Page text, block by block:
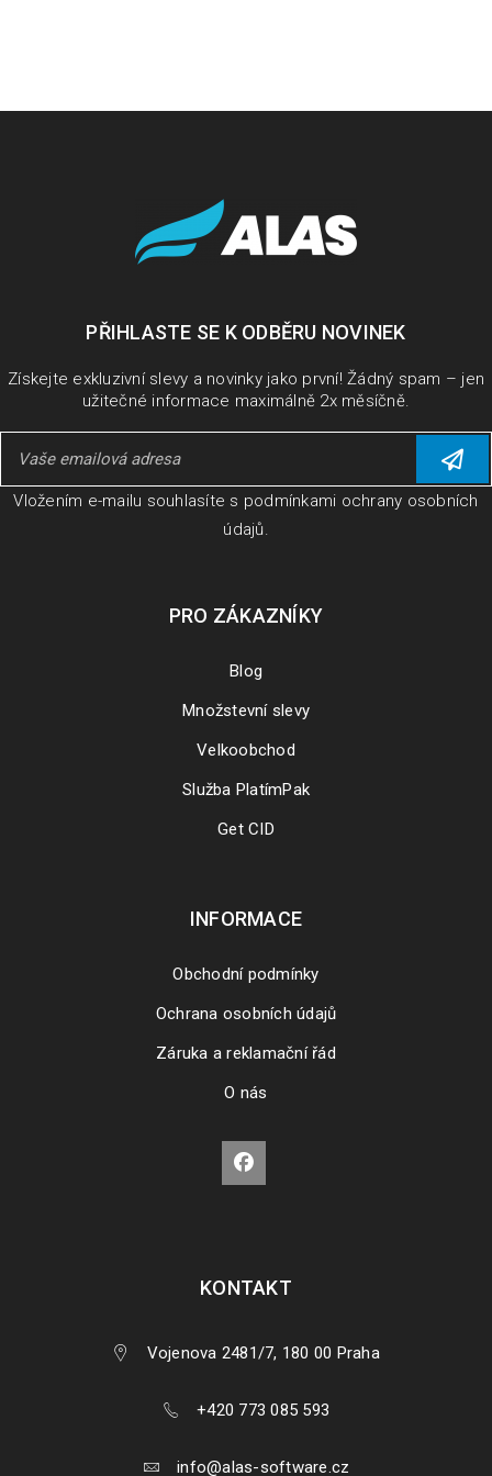
PŘIHLASTE SE K ODBĚRU NOVINEK
Získejte exkluzivní slevy a novinky jako první! Žádný spam – jen
užitečné informace maximálně 2x měsíčně.
Vložením e-mailu souhlasíte s podmínkami ochrany osobních
údajů.
PRO ZÁKAZNÍKY
Blog
Množstevní slevy
Velkoobchod
Služba PlatímPak
Get CID
INFORMACE
Obchodní podmínky
Ochrana osobních údajů
Záruka a reklamační řád
O nás
KONTAKT
Vojenova 2481/7, 180 00 Praha
+420 773 085 593
info@alas-software.cz